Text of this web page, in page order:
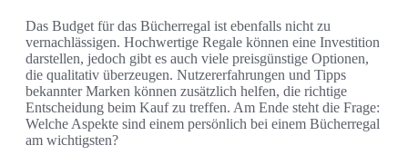
Das Budget für das Bücherregal ist ebenfalls nicht zu
vernachlässigen. Hochwertige Regale können eine Investition
darstellen, jedoch gibt es auch viele preisgünstige Optionen,
die qualitativ überzeugen. Nutzererfahrungen und Tipps
bekannter Marken können zusätzlich helfen, die richtige
Entscheidung beim Kauf zu treffen. Am Ende steht die Frage:
Welche Aspekte sind einem persönlich bei einem Bücherregal
am wichtigsten?